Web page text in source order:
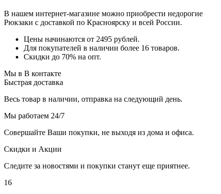
В нашем интернет-магазине можно приобрести недорогие
Рюкзаки с доставкой по Красноярску и всей России.
Цены начинаются от 2495 рублей.
Для покупателей в наличии более 16 товаров.
Скидки до 70% на опт.
Мы в В контакте
Быстрая доставка
Весь товар в наличии, отправка на следующий день.
Мы работаем 24/7
Совершайте Ваши покупки, не выходя из дома и офиса.
Скидки и Акции
Следите за новостями и покупки станут еще приятнее.
16